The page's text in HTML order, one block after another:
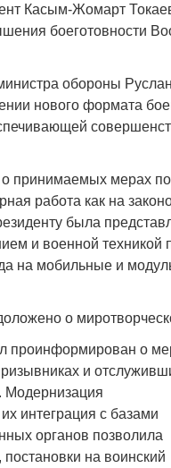
Касым-Жомарт
боеготовности
обороны
нового формата
принимаемых мерах
работа как на
была
и военной техникой
на мобильные и
о
проинформирован о
и
Модернизация
интеграция с базами
органов позволила
постановки на воинский
Народ выбрал свет